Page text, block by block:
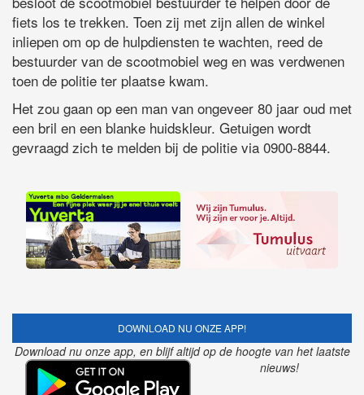
fiets los te trekken. Toen zij met zijn allen de winkel
inliepen om op de hulpdiensten te wachten, reed de
bestuurder van de scootmobiel weg en was verdwenen
toen de politie ter plaatse kwam.
Het zou gaan op een man van ongeveer 80 jaar oud met
een bril en een blanke huidskleur. Getuigen wordt
gevraagd zich te melden bij de politie via 0900-8844.
DOWNLOAD NU ONZE APP!
Download nu onze app, en blijf altijd op de hoogte van het laatste
nieuws!